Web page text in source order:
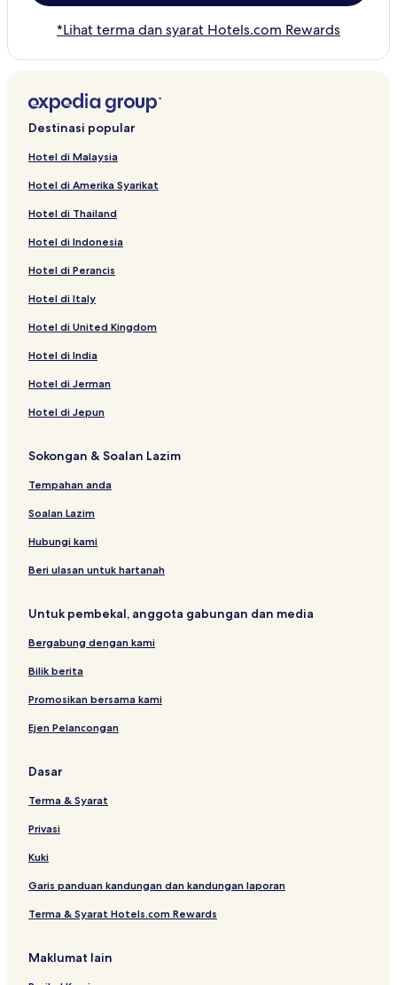
*Lihat terma dan syarat Hotels.com Rewards
Destinasi popular
Hotel di Malaysia
Hotel di Amerika Syarikat
Hotel di Thailand
Hotel di Indonesia
Hotel di Perancis
Hotel di Italy
Hotel di United Kingdom
Hotel di India
Hotel di Jerman
Hotel di Jepun
Sokongan & Soalan Lazim
Tempahan anda
Soalan Lazim
Hubungi kami
Beri ulasan untuk hartanah
Untuk pembekal, anggota gabungan dan media
Bergabung dengan kami
Bilik berita
Promosikan bersama kami
Ejen Pelancongan
Dasar
Terma & Syarat
Privasi
Kuki
Garis panduan kandungan dan kandungan laporan
Terma & Syarat Hotels.com Rewards
Maklumat lain